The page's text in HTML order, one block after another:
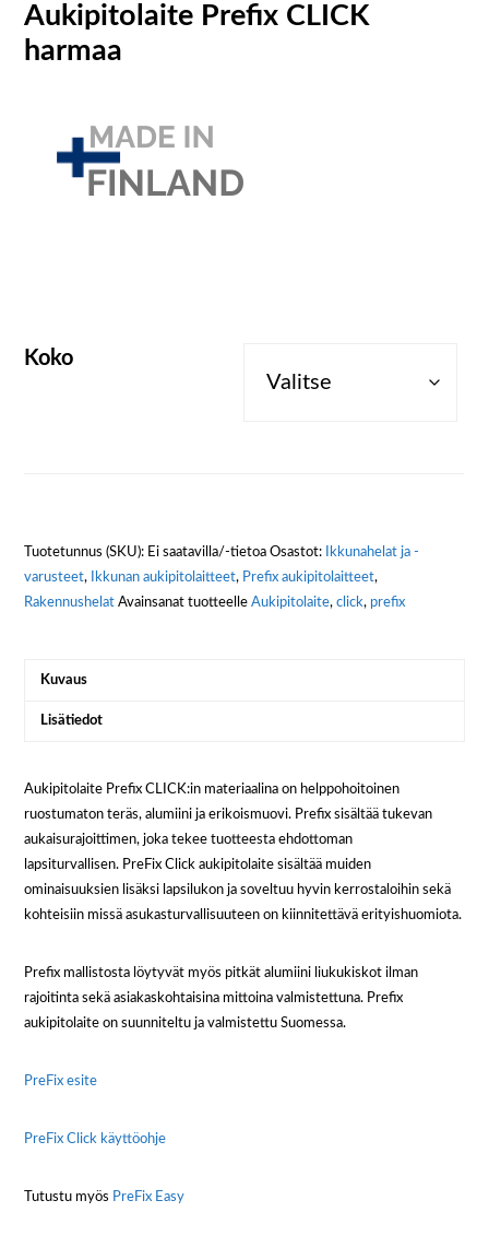
Aukipitolaite Prefix CLICK
harmaa
Koko
Tuotetunnus (SKU): Ei saatavilla/-tietoa Osastot:
Ikkunahelat ja -
varusteet, Ikkunan aukipitolaitteet, Prefix aukipitolaitteet,
Rakennushelat Avainsanat tuotteelleAukipitolaite,click, prefix
Kuvaus
Lisätiedot
Aukipitolaite Prefix CLICK:in materiaalina on helppohoitoinen
ruostumaton teräs, alumiini ja erikoismuovi. Prefix sisältää tukevan
aukaisurajoittimen, joka tekee tuotteesta ehdottoman
lapsiturvallisen. PreFix Click aukipitolaite sisältää muiden
ominaisuuksien lisäksi lapsilukon ja soveltuu hyvin kerrostaloihin sekä
kohteisiin missä asukasturvallisuuteen on kiinnitettävä erityishuomiota.
Prefix mallistosta löytyvät myös pitkät alumiini liukukiskot ilman
rajoitinta sekä asiakaskohtaisina mittoina valmistettuna. Prefix
aukipitolaite on suunniteltu ja valmistettu Suomessa.
PreFix esite
PreFix Click käyttöohje
Tutustu myös PreFix Easy